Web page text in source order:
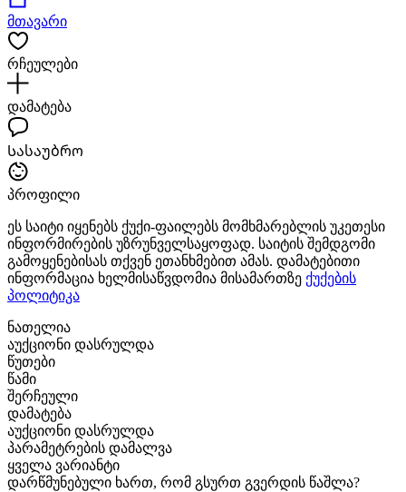
მთავარი
რჩეულები
დამატება
Სასაუბრო
პროფილი
ეს საიტი იყენებს ქუქი-ფაილებს მომხმარებლის უკეთესი
ინფორმირების უზრუნველსაყოფად. საიტის შემდგომი
გამოყენებისას თქვენ ეთანხმებით ამას. დამატებითი
ინფორმაცია ხელმისაწვდომია მისამართზე ქუქების
პოლიტიკა
ნათელია
აუქციონი დასრულდა
წუთები
წამი
შერჩეული
დამატება
აუქციონი დასრულდა
პარამეტრების დამალვა
ყველა ვარიანტი
დარწმუნებული ხართ, რომ გსურთ გვერდის წაშლა?